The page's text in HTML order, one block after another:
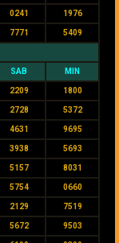
0241 1976
7771 5409
SAB MIN
2209 1800
2728 5372
4631 9695
3938 5693
5157 8031
5754 0660
2129 7519
5672 9503